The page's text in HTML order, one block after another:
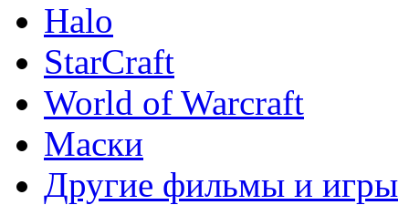
Halo
StarCraft
World of Warcraft
Маски
Другие фильмы и игры